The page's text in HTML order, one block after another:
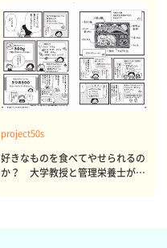
project50s
好きなものを食べてやせられるの
か？ 大学教授と管理栄養士が出